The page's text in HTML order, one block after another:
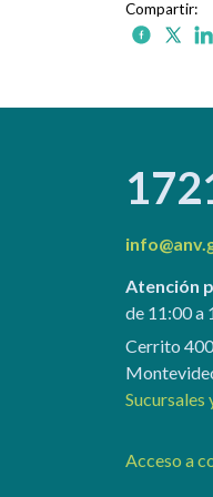
Atención
de 11:00 a
Cerrito
Sucursales
Acceso a